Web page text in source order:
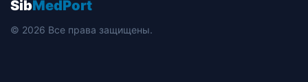
SibMedPort
© 2026 Все права защищены.